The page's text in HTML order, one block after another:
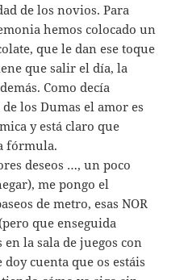
de los novios. Para
hemos colocado un
que le dan ese toque
que salir el día, la
Como decía
los Dumas el amor es
y está claro que
fórmula.
deseos …, un poco
me pongo el
de metro, esas NOR
que enseguida
la sala de juegos con
cuenta que os estáis